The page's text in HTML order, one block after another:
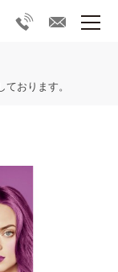
おります。